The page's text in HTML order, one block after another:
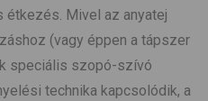
étkezés. Mivel az anyatej
(vagy éppen a tápszer
speciális szopó-szívó
technika kapcsolódik, a